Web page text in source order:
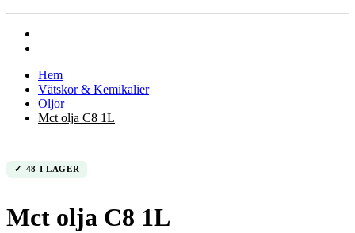
Hem
Vätskor & Kemikalier
Oljor
Mct olja C8 1L
48 I LAGER
Mct olja C8 1L